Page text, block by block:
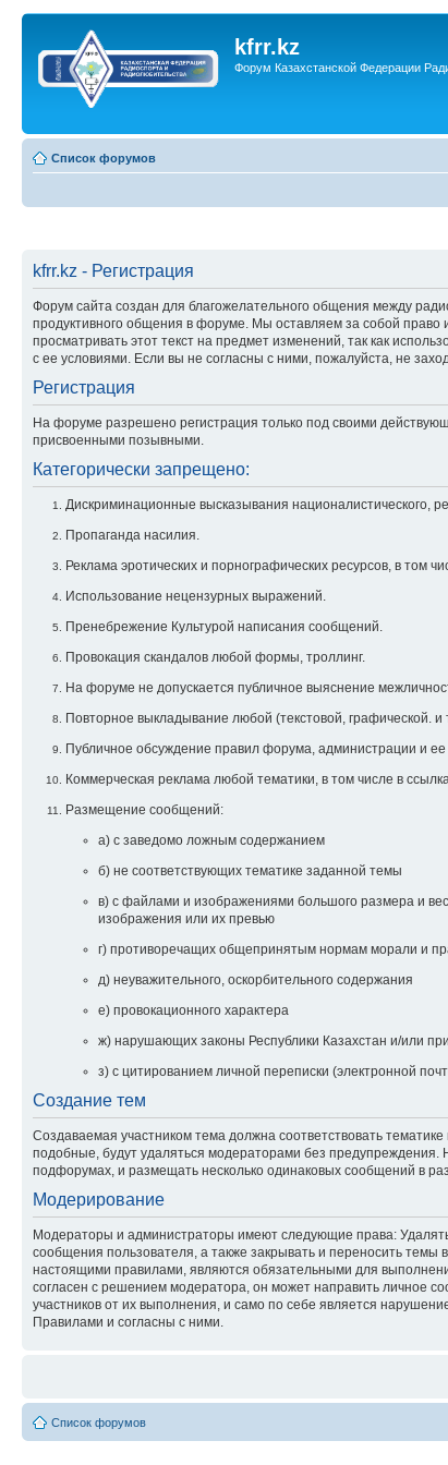
kfrr.kz
Форум Казахстанской Федерации
Список форумов
kfrr.kz - Регистрация
Форум сайта создан для благожелательного общения между
продуктивного общения в форуме. Мы оставляем за собой
просматривать этот текст на предмет изменений, так как
с ее условиями. Если вы не согласны с ними, пожалуйста, не
Регистрация
На форуме разрешено регистрация только под своими
присвоенными позывными.
Категорически запрещено:
Дискриминационные высказывания националистического,
Пропаганда насилия.
Реклама эротических и порнографических ресурсов, в том
Использование нецензурных выражений.
Пренебрежение Культурой написания сообщений.
Провокация скандалов любой формы, троллинг.
На форуме не допускается публичное выяснение
Повторное выкладывание любой (текстовой, графической.
Публичное обсуждение правил форума, администрации и ее
Коммерческая реклама любой тематики, в том числе в
Размещение сообщений:
а) с заведомо ложным содержанием
б) не соответствующих тематике заданной темы
в) с файлами и изображениями большого размера и
изображения или их превью
г) противоречащих общепринятым нормам морали и
д) неуважительного, оскорбительного содержания
е) провокационного характера
ж) нарушающих законы Республики Казахстан и/или
з) с цитированием личной переписки (электронной
Создание тем
Создаваемая участником тема должна соответствовать
подобные, будут удаляться модераторами без предупреждения.
подфорумах, и размещать несколько одинаковых сообщений в
Модерирование
Модераторы и администраторы имеют следующие права:
сообщения пользователя, а также закрывать и переносить
настоящими правилами, являются обязательными для
согласен с решением модератора, он может направить личное
участников от их выполнения, и само по себе является
Правилами и согласны с ними.
Список форумов